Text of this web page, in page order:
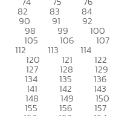
82 83 84
90 91 92
98 99 100
105 106 107
112 113 114
120 121 122
127 128 129
134 135 136
141 142 143
148 149 150
155 156 157